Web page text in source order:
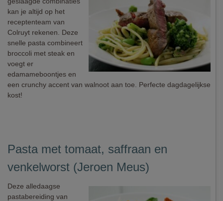
kan je altijd op het
receptenteam van
Colruyt rekenen. Deze
snelle pasta combineert
broccoli met steak en
voegt er
edamameboontjes en
een crunchy accent van walnoot aan toe. Perfecte dagdagelijkse
kost!
Pasta met tomaat, saffraan en
venkelworst (Jeroen Meus)
Deze alledaagse
pastabereiding van